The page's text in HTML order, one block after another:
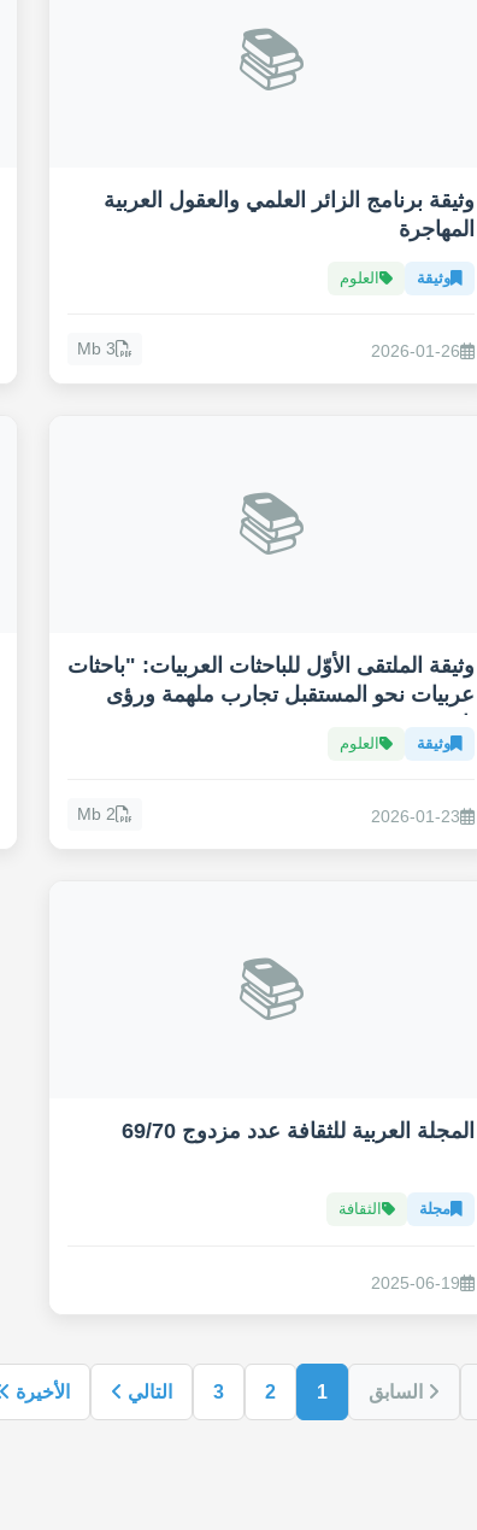
📚
وثيقة برنامج الزائر العلمي والعقول العربية
المهاجرة
وثيقة العلوم
2026-01-26
3 Mb
📚
وثيقة الملتقى الأوّل للباحثات العربيات: "باحثات
عربيات نحو المستقبل تجارب ملهمة ورؤى
ثاقبة"
وثيقة العلوم
2026-01-23
2 Mb
📚
المجلة العربية للثقافة عدد مزدوج 69/70
مجلة الثقافة
2025-06-19
السابق 1
2
3 التالي الأخيرة